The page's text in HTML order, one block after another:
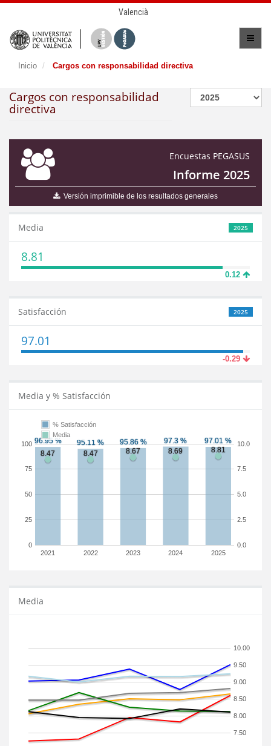
Valencià
Inicio Cargos con responsabilidad directiva
Cargos con responsabilidad
directiva
Encuestas PEGASUS
Informe 2025
Versión imprimible de los resultados generales
2025
Media
8.81
0.12
2025
Satisfacción
97.01
-0.29
Media y % Satisfacción
2021 2022 2023 2024 2025
0
25
50
75
100
0.0
2.5
5.0
7.5
10.0
% Satisfacción
Media
Media
7.50
8.00
8.50
9.00
9.50
10.00